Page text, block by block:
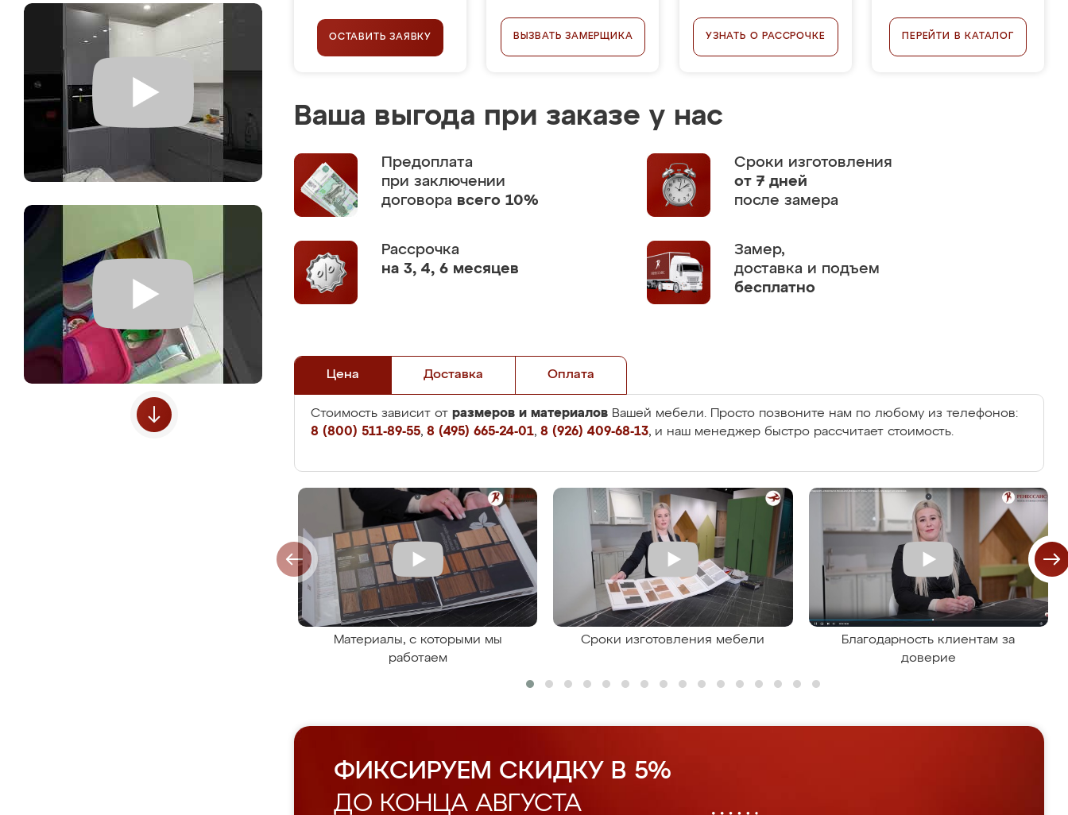
ОСТАВИТЬ ЗАЯВКУ ВЫЗВАТЬ ЗАМЕРЩИКА УЗНАТЬ О РАССРОЧКЕ ПЕРЕЙТИ В КАТАЛОГ
Ваша выгода при заказе у нас
Предоплата
при заключении
договора всего 10%
Сроки изготовления
от 7 дней
после замера
Рассрочка
на 3, 4, 6 месяцев
Замер,
доставка и подъем
бесплатно
Цена Доставка Оплата
Стоимость зависит от размеров и материалов Вашей мебели. Просто позвоните нам по любому из телефонов:
8 (800) 511-89-55, 8 (495) 665-24-01, 8 (926) 409-68-13, и наш менеджер быстро рассчитает стоимость.
Материалы, с которыми мы
работаем
Сроки изготовления мебели
Благодарность клиентам за
доверие
ФИКСИРУЕМ СКИДКУ В 5%
ДО КОНЦА АВГУСТА